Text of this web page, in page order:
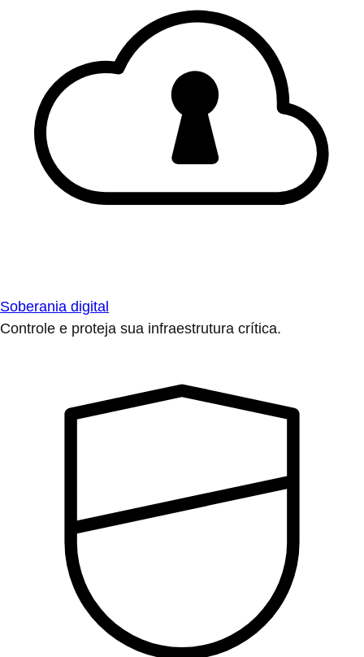
Soberania digital
Controle e proteja sua infraestrutura crítica.